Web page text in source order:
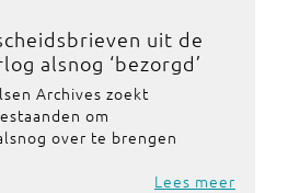
uit de
alsnog ‘bezorgd’
Archives zoekt
om
over te brengen
Lees meer